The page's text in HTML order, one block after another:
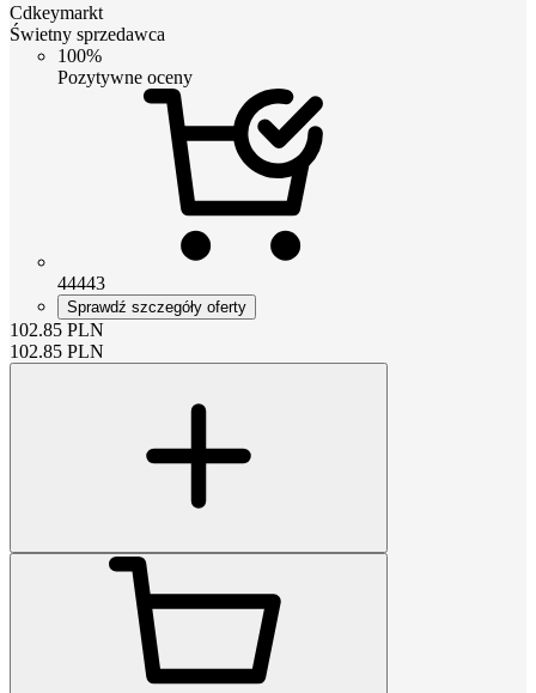
Cdkeymarkt
Świetny sprzedawca
100%
Pozytywne oceny
44443
Sprawdź szczegóły oferty
102.85 PLN
102.85 PLN